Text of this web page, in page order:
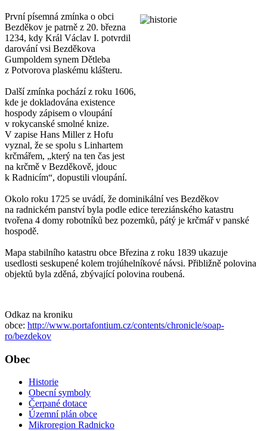
První písemná zmínka o obci
Bezděkov je patrně z 20. března
1234, kdy Král Václav I. potvrdil
darování vsi Bezděkova
Gumpoldem synem Dětleba
z Potvorova plaskému klášteru.
Další zmínka pochází z roku 1606,
kde je dokladována existence
hospody zápisem o vloupání
v rokycanské smolné knize.
V zapise Hans Miller z Hofu
vyznal, že se spolu s Linhartem
krčmářem, „který na ten čas jest
na krčmě v Bezděkově, jdouc
k Radnicím“, dopustili vloupání.
Okolo roku 1725 se uvádí, že dominikální ves Bezděkov
na radnickém panství byla podle edice tereziánského katastru
tvořena 4 domy robotníků bez pozemků, pátý je krčmář v panské
hospodě.
Mapa stabilního katastru obce Březina z roku 1839 ukazuje
usedlosti seskupené kolem trojúhelníkové návsi. Přibližně polovina
objektů byla zděná, zbývající polovina roubená.
Odkaz na kroniku
obce: http://www.portafontium.cz/contents/chronicle/soap-
ro/bezdekov
Obec
Historie
Obecní symboly
Čerpané dotace
Územní plán obce
Mikroregion Radnicko